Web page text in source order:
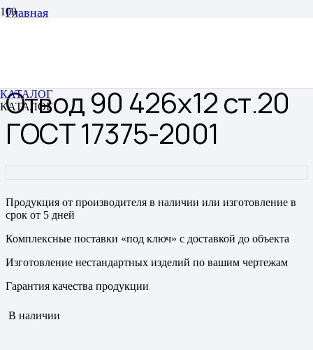
КАТАЛОГ
КАТАЛОГ
Главная
Отвод 90 426х12 ст.20
ГОСТ 17375-2001
Продукция от производителя в наличии или изготовление в
срок от 5 дней
Комплексные поставки «под ключ» с доставкой до объекта
Изготовление нестандартных изделий по вашим чертежам
Гарантия качества продукции
В наличии